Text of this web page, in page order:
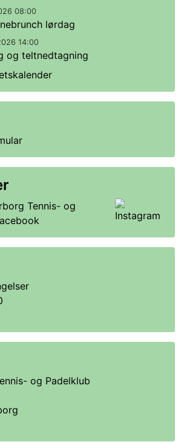
08:00
lørdag
14:00
og teltnedtagning
og Padelklub